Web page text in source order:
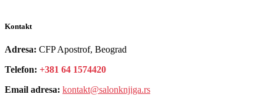
Kontakt
Adresa: CFP Apostrof, Beograd
Telefon: +381 64 1574420
Email adresa: kontakt@salonknjiga.rs